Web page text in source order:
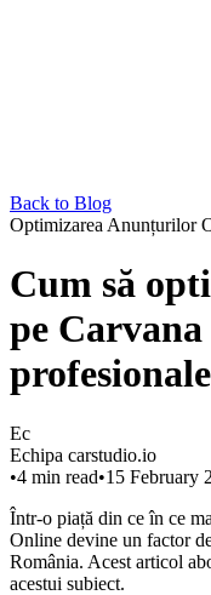
Back to Blog
Optimizarea Anunțurilor
Cum să
pe Carvana
profesionale
Ec
Echipa carstudio.io
•4 min read•15 February
Într-o piață din ce în ce
Online devine un factor
România. Acest articol
acestui subiect.